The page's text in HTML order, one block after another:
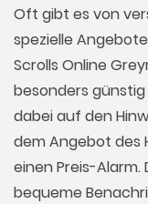
Oft gibt es von
spezielle
Scrolls Online
besonders
dabei auf den
dem Angebot des
einen Preis-
bequeme